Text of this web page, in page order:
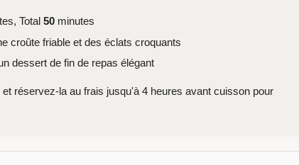
Total 50 minutes
croûte friable et des éclats croquants
dessert de fin de repas élégant
et réservez-la au frais jusqu'à 4 heures avant cuisson pour